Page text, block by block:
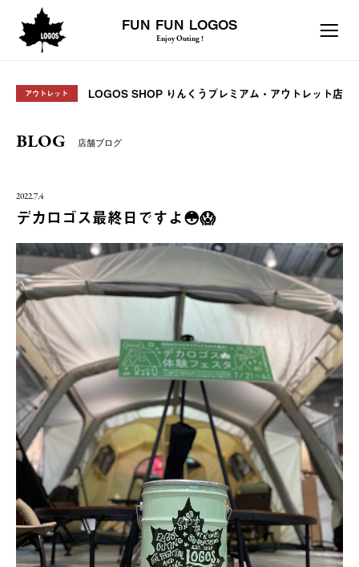
FUN FUN LOGOS
Enjoy Outing !
アウトレット LOGOS SHOP りんくうプレミアム・アウトレット店
BLOG 店舗ブログ
2022.7.4
デカロゴス最終日ですよ😳😱